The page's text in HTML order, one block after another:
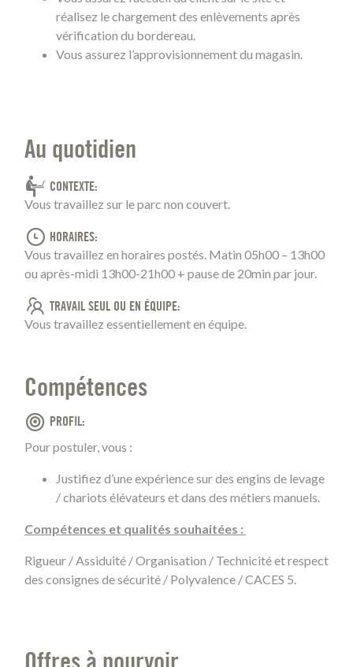
réalisez le chargement des enlèvements après
vérification du bordereau.
Vous assurez l’approvisionnement du magasin.
Au quotidien
CONTEXTE
Vous travaillez sur le parc non couvert.
HORAIRES
Vous travaillez en horaires postés. Matin 05h00 – 13h00
ou après-midi 13h00-21h00 + pause de 20min par jour.
TRAVAIL SEUL OU EN ÉQUIPE
Vous travaillez essentiellement en équipe.
Compétences
PROFIL
Pour postuler, vous :
Justifiez d’une expérience sur des engins de levage
/ chariots élévateurs et dans des métiers manuels.
Compétences et qualités souhaitées :
Rigueur / Assiduité / Organisation / Technicité et respect
des consignes de sécurité / Polyvalence / CACES 5.